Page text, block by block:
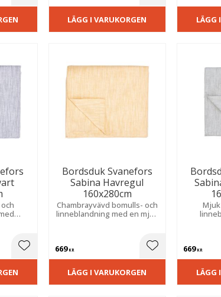
LÄGG I VARUKORGEN LÄGG
Lägg till i favoriter
Bordsduk Svanefors
Sabina Havregul
160x280cm
Chambrayvävd bomulls- och
linneblandning med en mjuk
atmosfär vid både vardag
669KR Lägg till i
LÄGG I VARUKORGEN
669KR
LÄGG